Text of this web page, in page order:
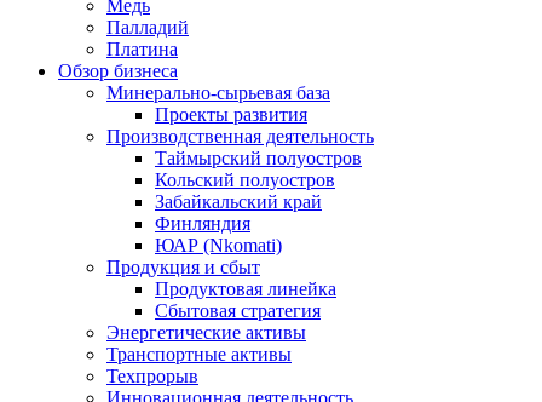
Медь
Палладий
Платина
Обзор бизнеса
Минерально-сырьевая база
Проекты развития
Производственная деятельность
Таймырский полуостров
Кольский полуостров
Забайкальский край
Финляндия
ЮАР (Nkomati)
Продукция и сбыт
Продуктовая линейка
Сбытовая стратегия
Энергетические активы
Транспортные активы
Техпрорыв
Инновационная деятельность